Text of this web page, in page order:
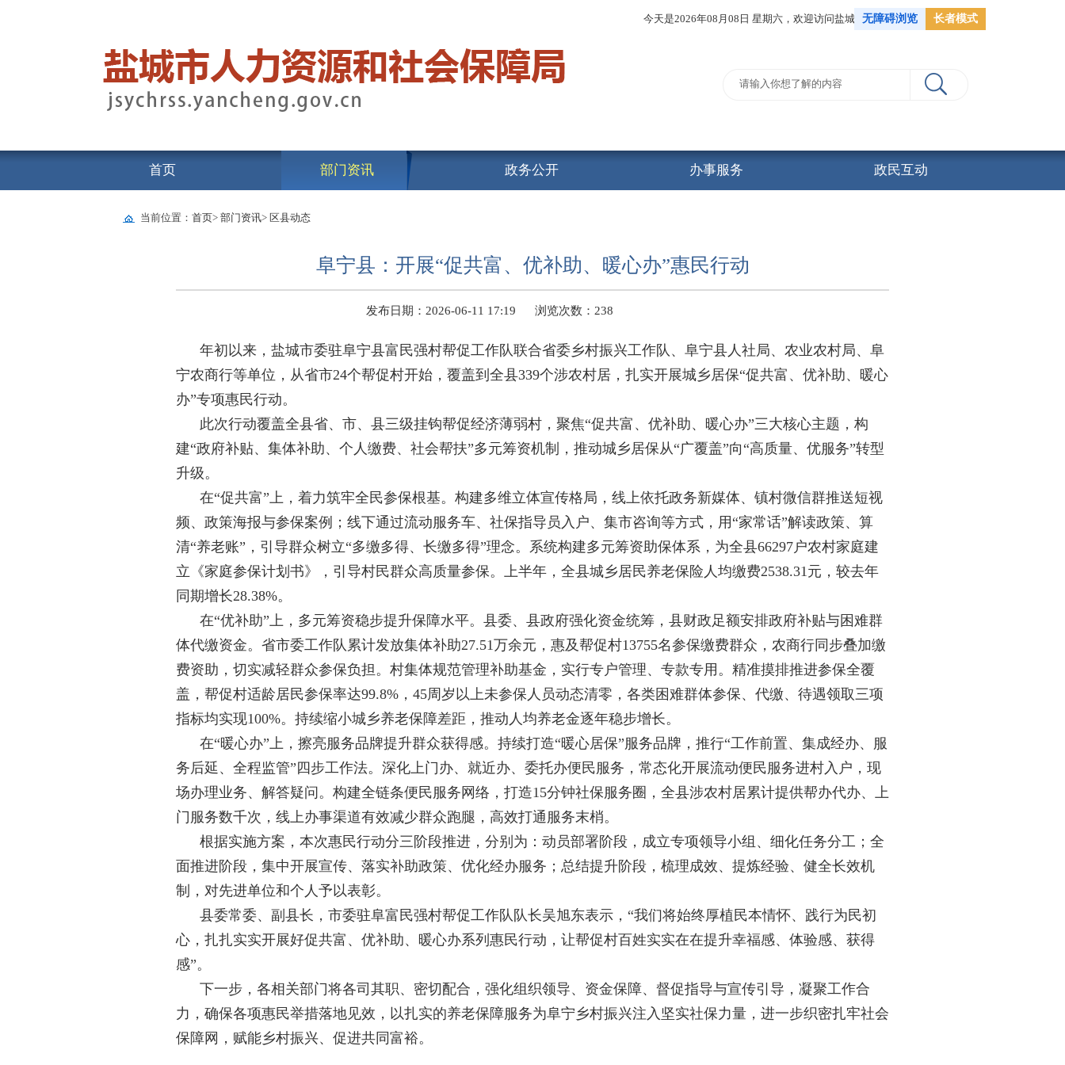
今天是2026年08月08日 星期六， 欢迎访问盐城市人力资源和社会保障局
首页 部门资讯 政务公开 办事服务 政民互动
当前位置： 首页> 部门资讯> 区县动态
阜宁县：开展“促共富、优补助、暖心办”惠民行动
发布日期：2026-06-11 17:19 浏览次数： 238
年初以来，盐城市委驻阜宁县富民强村帮促工作队联合省委乡村振兴工作队、阜宁县人社局、农业农村局、阜
宁农商行等单位，从省市24个帮促村开始，覆盖到全县339个涉农村居，扎实开展城乡居保“促共富、优补助、暖心
办”专项惠民行动。
此次行动覆盖全县省、市、县三级挂钩帮促经济薄弱村，聚焦“促共富、优补助、暖心办”三大核心主题，构
建“政府补贴、集体补助、个人缴费、社会帮扶”多元筹资机制，推动城乡居保从“广覆盖”向“高质量、优服务”转型
升级。
在“促共富”上，着力筑牢全民参保根基。构建多维立体宣传格局，线上依托政务新媒体、镇村微信群推送短视
频、政策海报与参保案例；线下通过流动服务车、社保指导员入户、集市咨询等方式，用“家常话”解读政策、算
清“养老账”，引导群众树立“多缴多得、长缴多得”理念。系统构建多元筹资助保体系，为全县66297户农村家庭建
立《家庭参保计划书》，引导村民群众高质量参保。上半年，全县城乡居民养老保险人均缴费2538.31元，较去年
同期增长28.38%。
在“优补助”上，多元筹资稳步提升保障水平。县委、县政府强化资金统筹，县财政足额安排政府补贴与困难群
体代缴资金。省市委工作队累计发放集体补助27.51万余元，惠及帮促村13755名参保缴费群众，农商行同步叠加缴
费资助，切实减轻群众参保负担。村集体规范管理补助基金，实行专户管理、专款专用。精准摸排推进参保全覆
盖，帮促村适龄居民参保率达99.8%，45周岁以上未参保人员动态清零，各类困难群体参保、代缴、待遇领取三项
指标均实现100%。持续缩小城乡养老保障差距，推动人均养老金逐年稳步增长。
在“暖心办”上，擦亮服务品牌提升群众获得感。持续打造“暖心居保”服务品牌，推行“工作前置、集成经办、服
务后延、全程监管”四步工作法。深化上门办、就近办、委托办便民服务，常态化开展流动便民服务进村入户，现
场办理业务、解答疑问。构建全链条便民服务网络，打造15分钟社保服务圈，全县涉农村居累计提供帮办代办、上
门服务数千次，线上办事渠道有效减少群众跑腿，高效打通服务末梢。
根据实施方案，本次惠民行动分三阶段推进，分别为：动员部署阶段，成立专项领导小组、细化任务分工；全
面推进阶段，集中开展宣传、落实补助政策、优化经办服务；总结提升阶段，梳理成效、提炼经验、健全长效机
制，对先进单位和个人予以表彰。
县委常委、副县长，市委驻阜富民强村帮促工作队队长吴旭东表示，“我们将始终厚植民本情怀、践行为民初
心，扎扎实实开展好促共富、优补助、暖心办系列惠民行动，让帮促村百姓实实在在提升幸福感、体验感、获得
感”。
下一步，各相关部门将各司其职、密切配合，强化组织领导、资金保障、督促指导与宣传引导，凝聚工作合
力，确保各项惠民举措落地见效，以扎实的养老保障服务为阜宁乡村振兴注入坚实社保力量，进一步织密扎牢社会
保障网，赋能乡村振兴、促进共同富裕。
无障碍浏览 长者模式